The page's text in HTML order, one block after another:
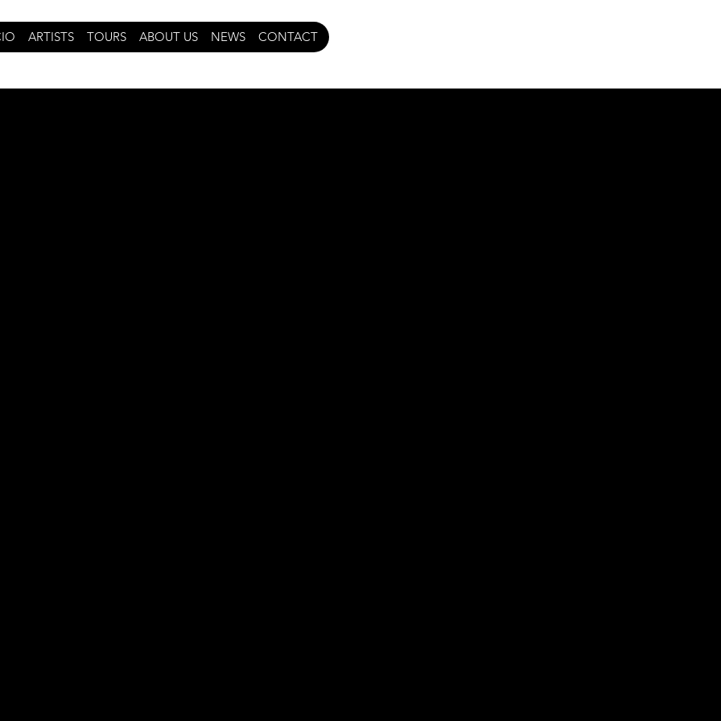
ARTISTS TOURS ABOUT US NEWS CONTACT